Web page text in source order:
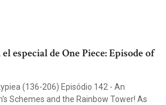
especial de One Piece: Episode of
(136-206) Episódio 142 - An
Schemes and the Rainbow Tower! As